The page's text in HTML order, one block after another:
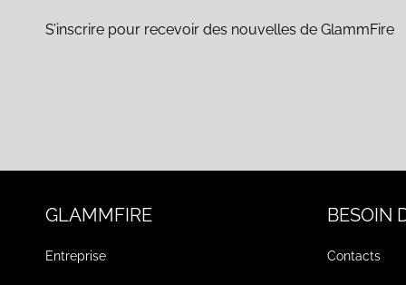
S’inscrire pour recevoir des nouvelles de GlammFire
GLAMMFIRE
Entreprise
BESOIN
Contacts